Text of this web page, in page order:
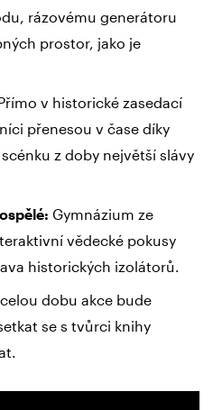
rázovému generátoru
prostor, jako je
v historické zasedací
přenesou v čase díky
z doby největší slávy
Gymnázium ze
vědecké pokusy
historických izolátorů.
dobu akce bude
se s tvůrci knihy